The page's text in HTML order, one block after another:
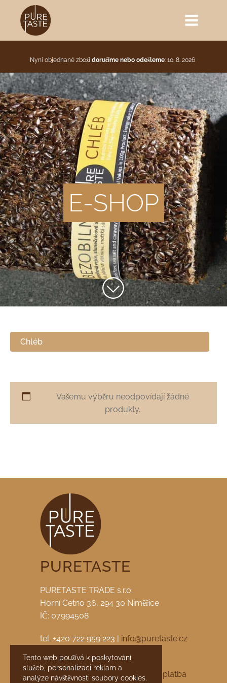
Nyní objednané zboží doručíme nebo odešleme: 10. 8. 2026
E-SHOP
Chléb
Vašemu výběru neodpovídají žádné
produkty.
PURETASTE
PURETASTE TRADE s.r.o.
Horní Cetno 36, 294 30 Niměřice
IČ: 07994508
tel. +420 722 959 223 | info@puretaste.cz
facebook|instagram
Obchodní podmínky
Doprava a platba
Tento web používá k poskytování
služeb, personalizaci reklam a
analýze návštěvnosti soubory cookies.